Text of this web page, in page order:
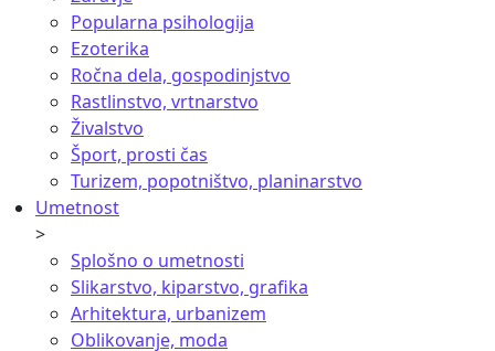
Popularna psihologija
Ezoterika
Ročna dela, gospodinjstvo
Rastlinstvo, vrtnarstvo
Živalstvo
Šport, prosti čas
Turizem, popotništvo, planinarstvo
Umetnost
>
Splošno o umetnosti
Slikarstvo, kiparstvo, grafika
Arhitektura, urbanizem
Oblikovanje, moda